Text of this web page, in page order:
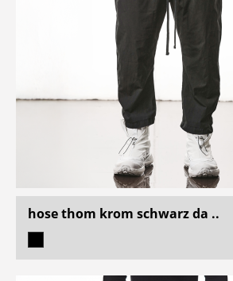
hose thom krom schwarz da ..